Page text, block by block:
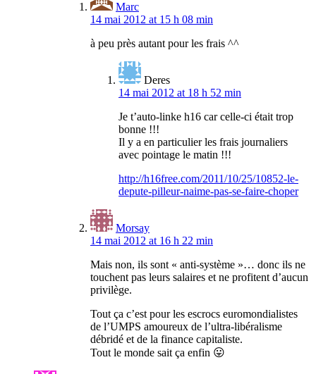
Marc
14 mai 2012 at 15 h 08 min
à peu près autant pour les frais ^^
Deres
14 mai 2012 at 18 h 52 min
Je t’auto-linke h16 car celle-ci était trop
bonne !!!
Il y a en particulier les frais journaliers
avec pointage le matin !!!
http://h16free.com/2011/10/25/10852-le-
depute-pilleur-naime-pas-se-faire-choper
Morsay
14 mai 2012 at 16 h 22 min
Mais non, ils sont « anti-système »… donc ils ne
touchent pas leurs salaires et ne profitent d’aucun
privilège.
Tout ça c’est pour les escrocs euromondialistes
de l’UMPS amoureux de l’ultra-libéralisme
débridé et de la finance capitaliste.
Tout le monde sait ça enfin 😛